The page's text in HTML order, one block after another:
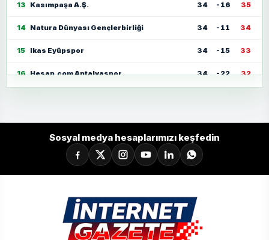
13 Kasımpaşa A.Ş. 34 -16 35
14 Natura Dünyası Gençlerbirliği 34 -11 34
15 Ikas Eyüpspor 34 -15 33
16 Hesap.com Antalyaspor 34 -22 32
Sosyal medya hesaplarımızı keşfedin